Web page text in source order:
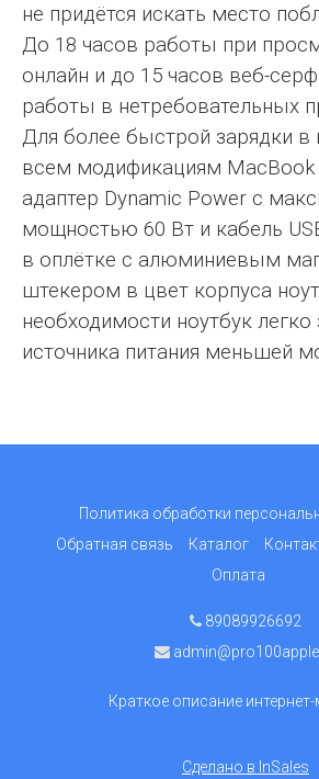
не придётся искать место
До 18 часов работы при
онлайн и до 15 часов веб-
работы в нетребовательных
Для более быстрой зарядки в
всем модификациям MacBook
адаптер Dynamic Power с
мощностью 60 Вт и кабель
в оплётке с алюминиевым
штекером в цвет корпуса
необходимости ноутбук легко
источника питания меньшей
Политика обработки
Обратная связь
Каталог
Оплата
89089926692
Краткое описание
Сделано в InSales